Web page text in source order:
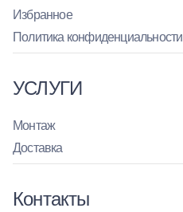
Избранное
Политика конфиденциальности
УСЛУГИ
Монтаж
Доставка
Контакты